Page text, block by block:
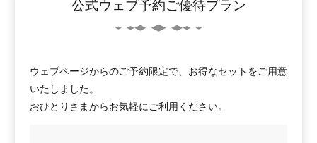
公式ウェブ予約ご優待プラン
ウェブページからのご予約限定で、お得なセットをご用意
いたしました。
おひとりさまからお気軽にご利用ください。